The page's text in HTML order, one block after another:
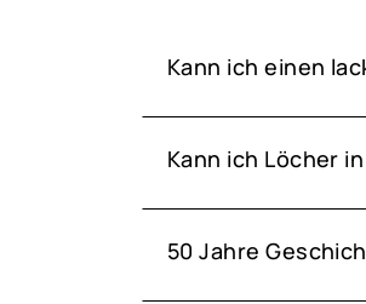
Kann ich einen
Kann ich Löcher
50 Jahre